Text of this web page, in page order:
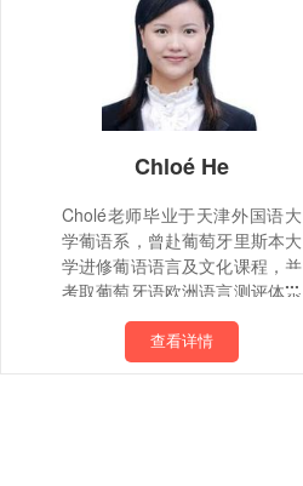
Chloé He
Cholé老师毕业于天津外国语大
学葡语系，曾赴葡萄牙里斯本大
学进修葡语语言及文化课程，并
考取葡萄牙语欧洲语言测评体系
C2高级证书。Cholé老师也曾在
里斯本大学孔子学院任教，拥有
5年中葡双语授课经验，擅长教
查看详情